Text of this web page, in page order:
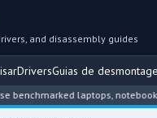
and disassembly guides
DriversGuias de
benchmarked laptops, notebook